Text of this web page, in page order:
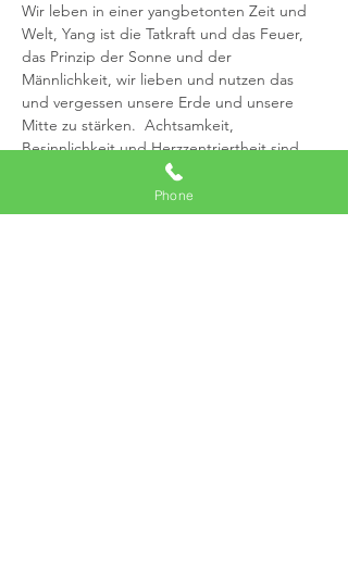
Wir leben in einer yangbetonten Zeit und
Welt, Yang ist die Tatkraft und das Feuer,
das Prinzip der Sonne und der
Männlichkeit, wir lieben und nutzen das
und vergessen unsere Erde und unsere
Mitte zu stärken.  Achtsamkeit,
Besinnlichkeit und Herzzentriertheit sind
unsere Möglichkeiten, um uns mit Yin, der
Substanz, dem Fühlen,  unserer weiblichen
Kraft zu verbinden
Phone